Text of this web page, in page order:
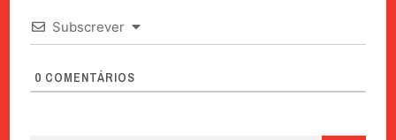
Subscrever
0 COMENTÁRIOS